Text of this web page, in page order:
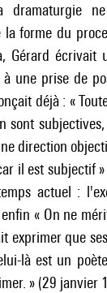
dramaturgie
la forme du
Gérard écrivait
une prise de
déjà : «
sont
direction
il est subjectif
actuel :
« On ne
exprimer que
là est un
» (29 janvier